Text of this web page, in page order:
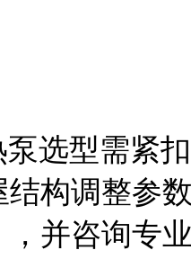
选型需紧
构调整参
，并咨询专